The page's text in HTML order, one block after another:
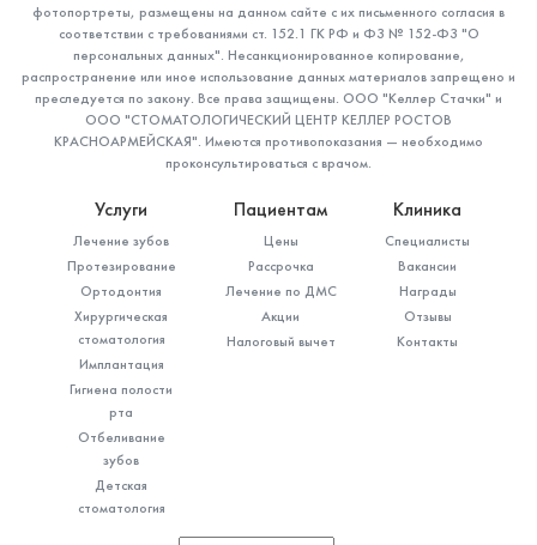
фотопортреты, размещены на данном сайте с их письменного согласия в
соответствии с требованиями ст. 152.1 ГК РФ и ФЗ № 152-ФЗ "О
персональных данных". Несанкционированное копирование,
распространение или иное использование данных материалов запрещено и
преследуется по закону. Все права защищены. ООО "Келлер Стачки" и
ООО "СТОМАТОЛОГИЧЕСКИЙ ЦЕНТР КЕЛЛЕР РОСТОВ
КРАСНОАРМЕЙСКАЯ". Имеются противопоказания — необходимо
проконсультироваться с врачом.
Услуги
Лечение зубов
Протезирование
Ортодонтия
Хирургическая
стоматология
Имплантация
Гигиена полости
рта
Отбеливание
зубов
Детская
стоматология
Пациентам
Цены
Рассрочка
Лечение по ДМС
Акции
Налоговый вычет
Клиника
Специалисты
Вакансии
Награды
Отзывы
Контакты